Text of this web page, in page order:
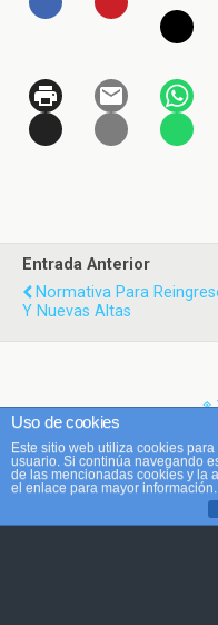
Entrada Anterior
Normativa Para
Y Nuevas Altas
Móvil
Uso de cookies
Este sitio web utiliza cookies
usuario. Si continúa navegando
de las mencionadas cookies y la
el enlace para mayor información.